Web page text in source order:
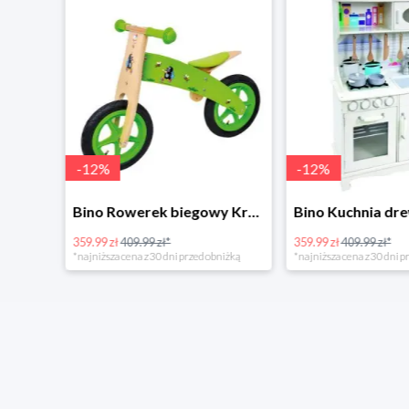
-12%
Bino Rowerek biegowy Krecik
359.99 zł409.99 zł*
*najniższa cena z 30 dni przed obniżką
-12%
359.99 zł409.99 zł*
*najniższa cena z 30 dni